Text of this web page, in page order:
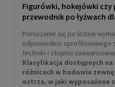
Figurówki, hokejówki czy
przewodnik po łyżwach
Poruszanie się po lodzie
odpowiednio sprofilowanego
techniki i stopnia
Klasyfikacja dostępnych
różnicach w budowie
ostrza, w jaki wyposażone